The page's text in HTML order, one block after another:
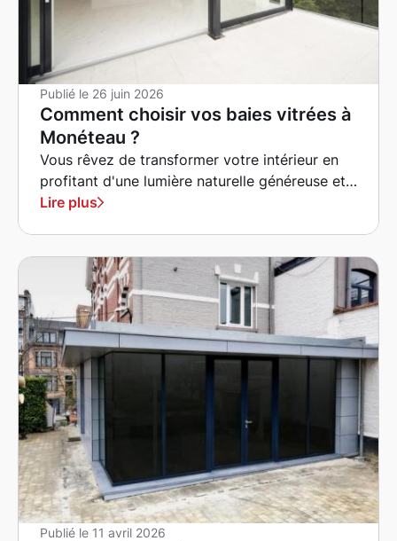
Publié le 26 juin 2026
Comment choisir vos baies vitrées à
Monéteau ?
Vous rêvez de transformer votre intérieur en
profitant d'une lumière naturelle généreuse et
d'une vue dégagée sur votre jardin ?
Lire plus
Publié le 11 avril 2026